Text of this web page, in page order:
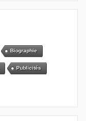
Biographie
Publicités